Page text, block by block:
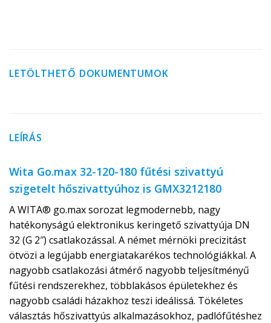
LETÖLTHETŐ DOKUMENTUMOK
LEÍRÁS
Wita Go.max 32-120-180 fűtési szivattyú
szigetelt hőszivattyúhoz is GMX3212180
A WITA® go.max sorozat legmodernebb, nagy
hatékonyságú elektronikus keringető szivattyúja DN
32 (G 2″) csatlakozással. A német mérnöki precizitást
ötvözi a legújabb energiatakarékos technológiákkal. A
nagyobb csatlakozási átmérő nagyobb teljesítményű
fűtési rendszerekhez, többlakásos épületekhez és
nagyobb családi házakhoz teszi ideálissá. Tökéletes
választás hőszivattyús alkalmazásokhoz, padlófűtéshez